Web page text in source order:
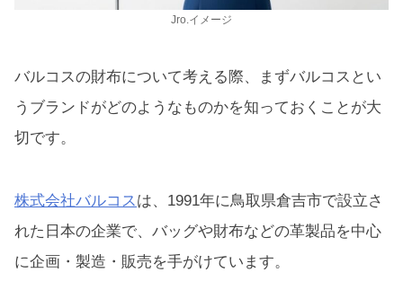
Jro.イメージ
バルコスの財布について考える際、まずバルコスとい
うブランドがどのようなものかを知っておくことが大
切です。
株式会社バルコスは、1991年に鳥取県倉吉市で設立さ
れた日本の企業で、バッグや財布などの革製品を中心
に企画・製造・販売を手がけています。